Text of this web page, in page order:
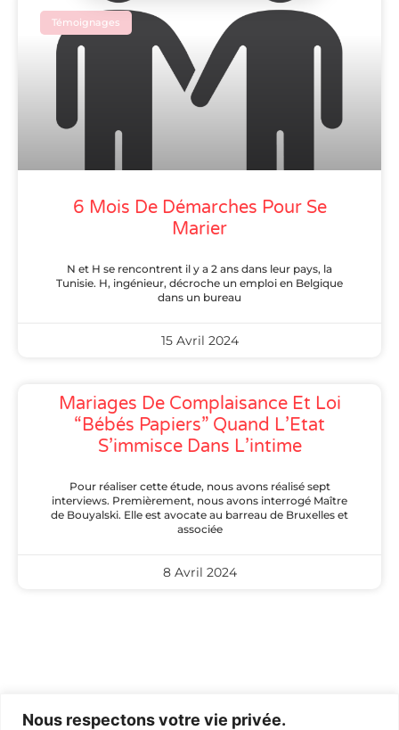
Nous respectons votre vie privée.
Témoignages
6 Mois De Démarches Pour Se
Marier
N et H se rencontrent il y a 2 ans dans leur pays, la
Tunisie. H, ingénieur, décroche un emploi en Belgique
dans un bureau
15 Avril 2024
Mariages De Complaisance Et Loi
“bébés Papiers” Quand L’Etat
S’immisce Dans L’intime
Pour réaliser cette étude, nous avons réalisé sept
interviews. Premièrement, nous avons interrogé Maître
de Bouyalski. Elle est avocate au barreau de Bruxelles et
associée
8 Avril 2024